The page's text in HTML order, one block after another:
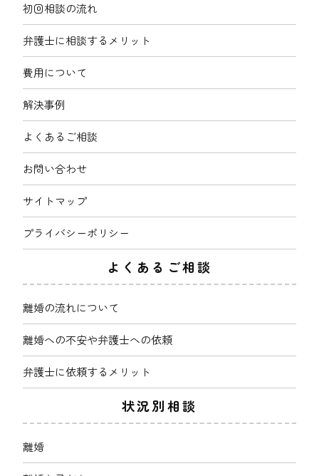
初回相談の流れ
弁護士に相談するメリット
費用について
解決事例
よくあるご相談
お問い合わせ
サイトマップ
プライバシーポリシー
よくあるご相談
離婚の流れについて
離婚への不安や弁護士への依頼
弁護士に依頼するメリット
状況別相談
離婚